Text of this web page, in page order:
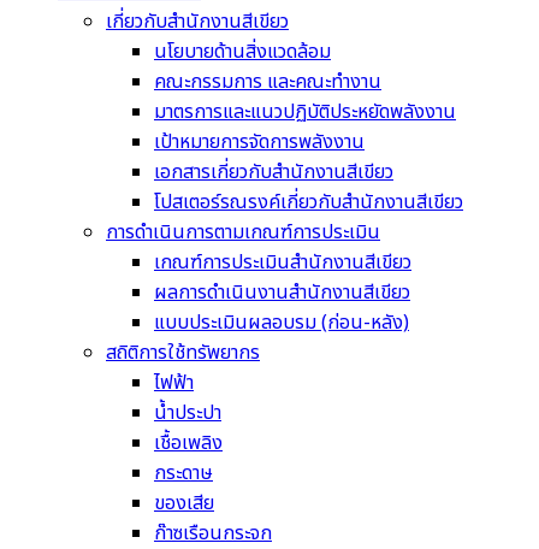
เกี่ยวกับสำนักงานสีเขียว
นโยบายด้านสิ่งแวดล้อม
คณะกรรมการ และคณะทำงาน
มาตรการและแนวปฏิบัติประหยัดพลังงาน
เป้าหมายการจัดการพลังงาน
เอกสารเกี่ยวกับสำนักงานสีเขียว
โปสเตอร์รณรงค์เกี่ยวกับสำนักงานสีเขียว
การดำเนินการตามเกณฑ์การประเมิน
เกณฑ์การประเมินสำนักงานสีเขียว
ผลการดำเนินงานสำนักงานสีเขียว
แบบประเมินผลอบรม (ก่อน-หลัง)
สถิติการใช้ทรัพยากร
ไฟฟ้า
น้ำประปา
เชื้อเพลิง
กระดาษ
ของเสีย
ก๊าซเรือนกระจก